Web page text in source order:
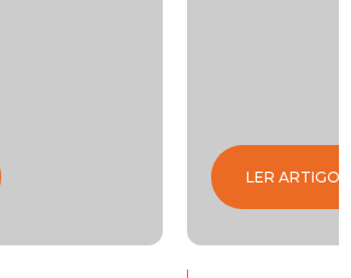
LER ARTIGO